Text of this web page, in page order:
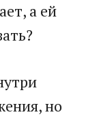
а ей
но